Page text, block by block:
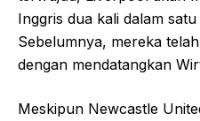
Inggris dua kali dalam
Sebelumnya, mereka
dengan mendatangkan
Meskipun Newcastle